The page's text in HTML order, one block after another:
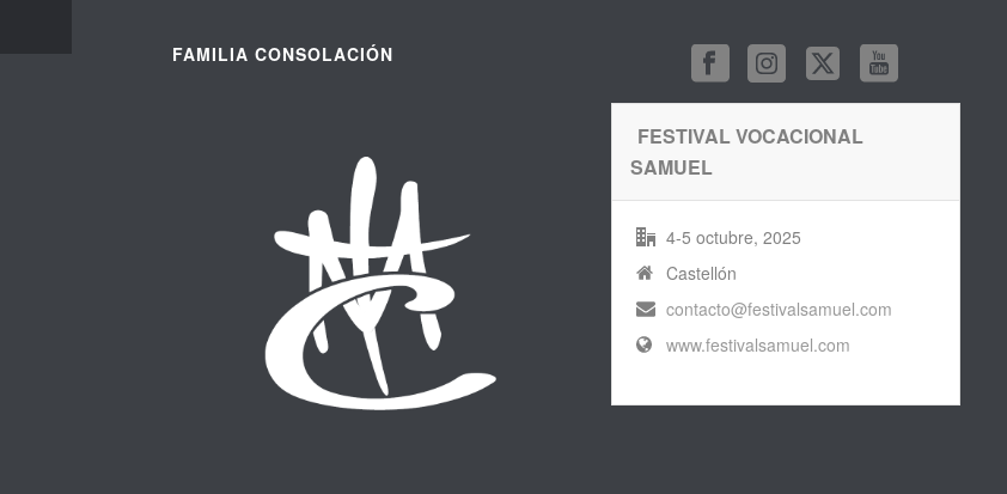
FAMILIA CONSOLACIÓN
FESTIVAL VOCACIONAL
SAMUEL
4-5 octubre, 2025
Castellón
contacto@festivalsamuel.com
www.festivalsamuel.com